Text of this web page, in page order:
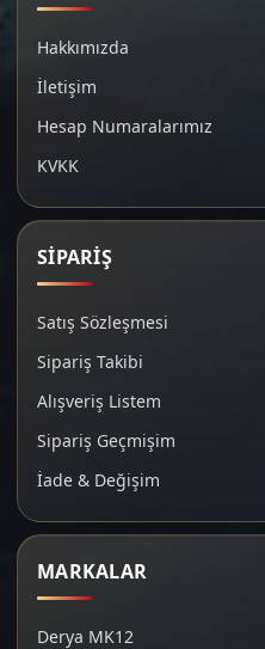
Hakkımızda
İletişim
Hesap Numaralarımız
KVKK
SİPARİŞ
Satış Sözleşmesi
Sipariş Takibi
Alışveriş Listem
Sipariş Geçmişim
İade & Değişim
MARKALAR
Derya MK12